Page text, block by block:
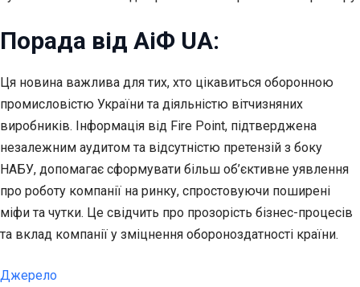
Порада від АіФ UA:
Ця новина важлива для тих, хто цікавиться оборонною
промисловістю України та діяльністю вітчизняних
виробників. Інформація від Fire Point, підтверджена
незалежним аудитом та відсутністю претензій з боку
НАБУ, допомагає сформувати більш об’єктивне уявлення
про роботу компанії на ринку, спростовуючи поширені
міфи та чутки. Це свідчить про прозорість бізнес-процесів
та вклад компанії у зміцнення обороноздатності країни.
Джерело